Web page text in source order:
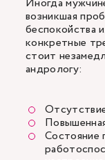
возникшая
беспокойства
конкретные
стоит
андрологу:
Состояние